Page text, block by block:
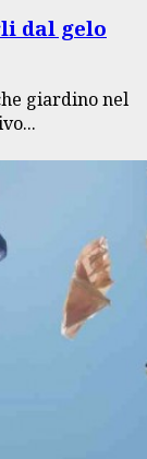
dal gelo
giardino nel